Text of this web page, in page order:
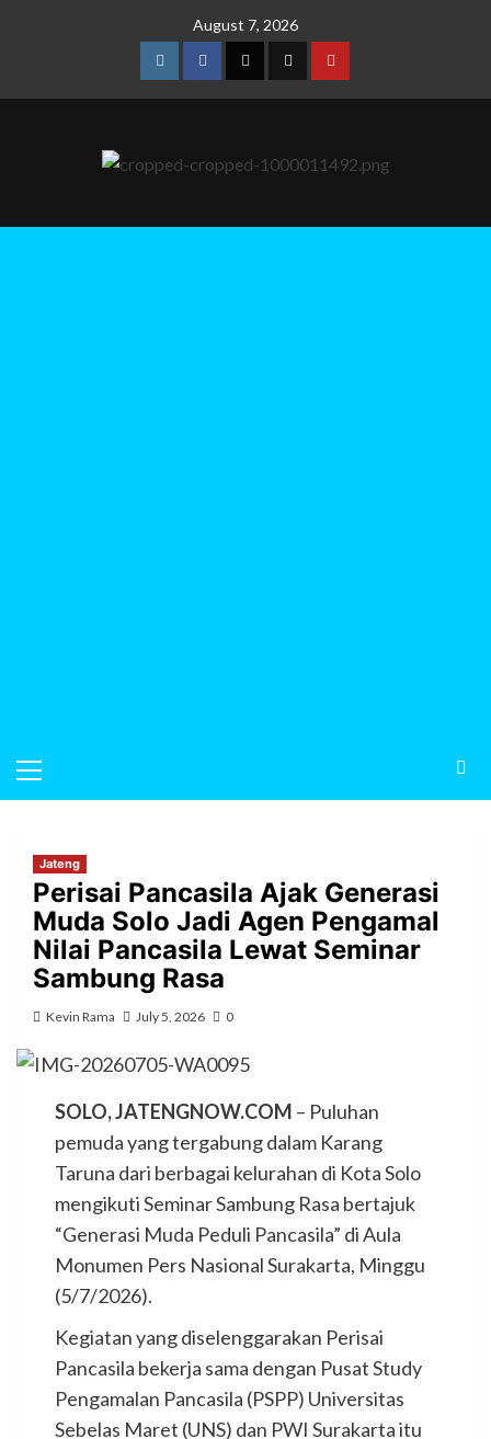
August 7, 2026
Jateng
Perisai Pancasila Ajak Generasi
Muda Solo Jadi Agen Pengamal
Nilai Pancasila Lewat Seminar
Sambung Rasa
Kevin Rama July 5, 2026 0
SOLO, JATENGNOW.COM – Puluhan
pemuda yang tergabung dalam Karang
Taruna dari berbagai kelurahan di Kota Solo
mengikuti Seminar Sambung Rasa bertajuk
“Generasi Muda Peduli Pancasila” di Aula
Monumen Pers Nasional Surakarta, Minggu
(5/7/2026).
Kegiatan yang diselenggarakan Perisai
Pancasila bekerja sama dengan Pusat Study
Pengamalan Pancasila (PSPP) Universitas
Sebelas Maret (UNS) dan PWI Surakarta itu